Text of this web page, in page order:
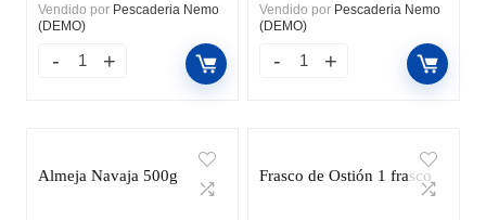
Vendido por Pescaderia Nemo
(DEMO)
Vendido por Pescaderia Nemo
(DEMO)
Almeja Navaja 500g Frasco de Ostión 1 frasco